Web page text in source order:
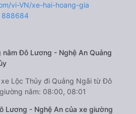
vi-VN/xe-hai-hoang-gia
888684
Đô Lương - Nghệ An Quảng
Lộc Thủy đi Quảng Ngãi từ Đô
nằm: 08:00, 08:01
Lương - Nghệ An của xe giường